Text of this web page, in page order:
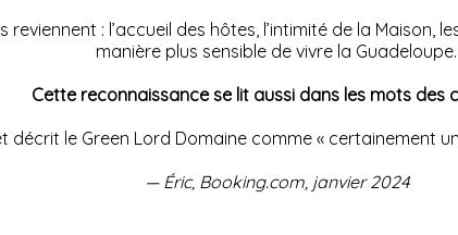
: l’accueil des hôtes, l’intimité de la Maison,
manière plus sensible de vivre la Guadeloupe.
Cette reconnaissance se lit aussi dans les mots des
le Green Lord Domaine comme « certainement
— Éric, Booking.com, janvier 2024